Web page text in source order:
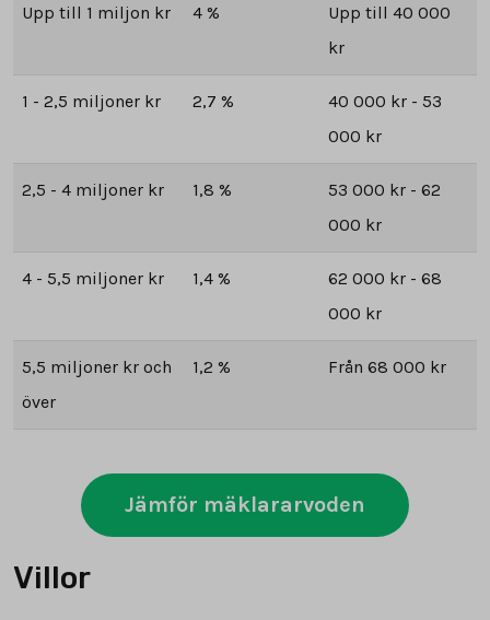
Upp till 1 miljon kr 4 %
Upp till 40 000
kr
1 - 2,5 miljoner kr 2,7 %
40 000 kr - 53
000 kr
2,5 - 4 miljoner kr 1,8 %
53 000 kr - 62
000 kr
4 - 5,5 miljoner kr 1,4 %
62 000 kr - 68
000 kr
5,5 miljoner kr och
över
1,2 % Från 68 000 kr
Jämför mäklararvoden
Villor